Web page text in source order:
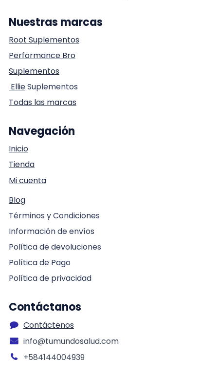
Nuestras marcas
Root Suplementos
Performance Bro
Suplementos
EllieSuplementos
Todas las marcas
Navegación
Inicio
Tienda
Mi cuenta
Blog
Términos y Condiciones
Información de envíos
Política de devoluciones
Política de Pago
Política de privacidad
Contáctanos
Contáctenos
info@tumundosalud.com
+584144004939